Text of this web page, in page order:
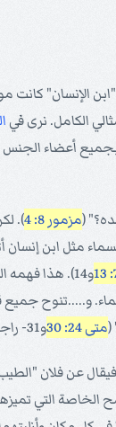
الإنسان"
الكامل. نرى في
أعضاء الجنس
(مزمور 8: 4 ).
مثل ابن إنسان
و14). هذا فهمه اليهود بدون تردد على أساس كونه إشارة لهوية المسيّا المنتظر. وأشار
و.....تنوح
(متى 24: 30 و31- راجع أيضاً
عن فلان
التي